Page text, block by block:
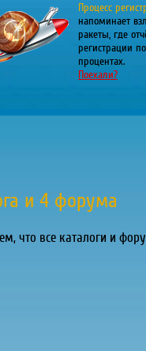
Процесс
напоминает
ракеты, где
регистрации
процентах.
Поехали?
и 4 форума
что все каталоги и